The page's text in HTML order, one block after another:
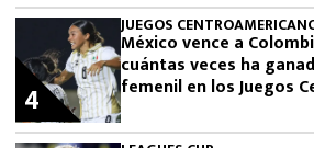
JUEGOS
México vence a
cuántas veces ha
femenil en los Juegos
4